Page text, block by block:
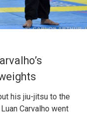
his jiu-jitsu to the
Carvalho went